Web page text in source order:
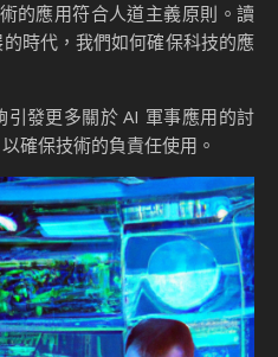
的應用符合人道主義原則。讀
時代，我們如何確保科技的應
發更多關於 AI 軍事應用的討
確保技術的負責任使用。